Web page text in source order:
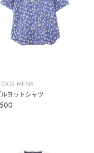
MENS
ルヨットシャツ